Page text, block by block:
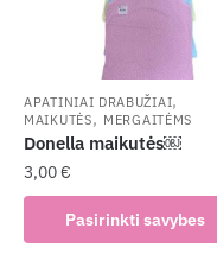
the
product
APATINIAI DRABUŽIAI,
MAIKUTĖS, MERGAITĖMS
Donella maikutės￼
3,00€
Pasirinkti savybes
product